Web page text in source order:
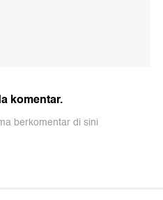
komentar.
berkomentar di sini